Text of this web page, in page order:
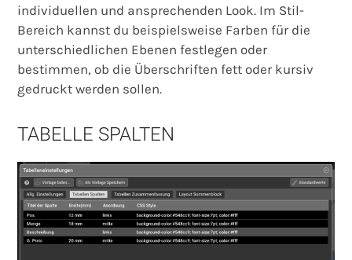
individuellen und ansprechenden Look. Im Stil-
Bereich kannst du beispielsweise Farben für die
unterschiedlichen Ebenen festlegen oder
bestimmen, ob die Überschriften fett oder kursiv
gedruckt werden sollen.
TABELLE SPALTEN